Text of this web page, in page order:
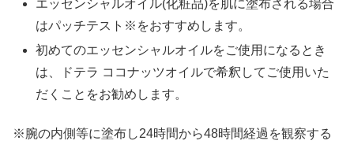
エッセンシャルオイル(化粧品)を肌に塗布される場合
はパッチテスト※をおすすめします。
初めてのエッセンシャルオイルをご使用になるとき
は、ドテラ ココナッツオイルで希釈してご使用いた
だくことをお勧めします。
※腕の内側等に塗布し24時間から48時間経過を観察する